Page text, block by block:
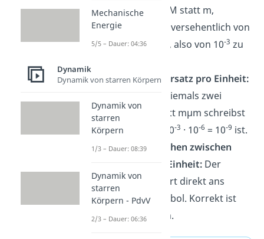
Schreibst du M statt m,
wechselst du versehentlich von
millizumega , also von 10-3 zu
Genau ein Vorsatz pro Einheit:
Kombiniere niemals zwei
Vorsätze. Statt mµm schreibst
du pm, weil 10-3 · 10-6 = 10-9 ist.
Kein Leerzeichen zwischen
Vorsatz und Einheit:Der
Vorsatz gehört direkt ans
Einheitensymbol. Korrekt ist
nm, nicht n m.
Mechanische
Energie
5/5 – Dauer: 04:36
Dynamik
Dynamik von starren Körpern
Dynamik von
starren
Körpern
1/3 – Dauer: 08:39
Dynamik von
starren
Körpern - PdvV
2/3 – Dauer: 06:36